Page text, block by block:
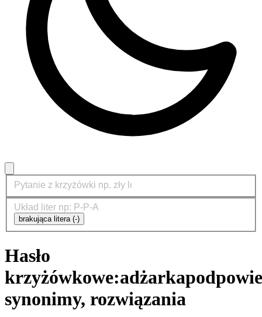
brakująca litera (-)
Hasło
krzyżówkowe:adżarka
synonimy, rozwiązania